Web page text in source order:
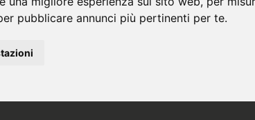
pubblicare annunci più pertinenti per te.